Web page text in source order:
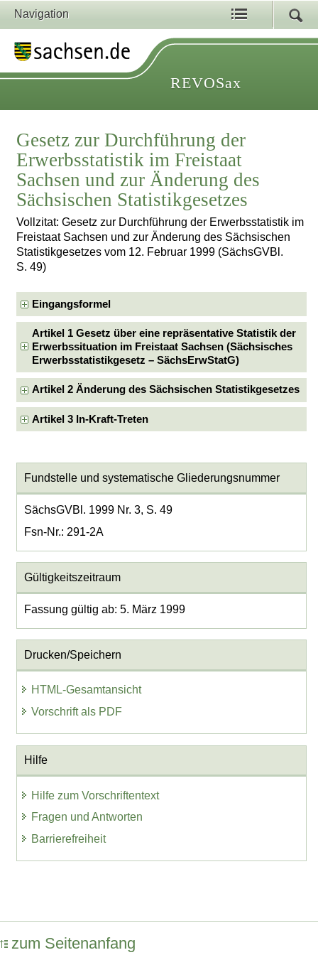
Navigation
REVOSax
Gesetz zur Durchführung der
Erwerbsstatistik im Freistaat
Sachsen und zur Änderung des
Sächsischen Statistikgesetzes
Vollzitat: Gesetz zur Durchführung der Erwerbsstatistik im
Freistaat Sachsen und zur Änderung des Sächsischen
Statistikgesetzes vom 12. Februar 1999 (SächsGVBl.
S. 49)
Eingangsformel
Artikel 1 Gesetz über eine repräsentative Statistik der
Erwerbssituation im Freistaat Sachsen (Sächsisches
Erwerbsstatistikgesetz – SächsErwStatG)
Artikel 2 Änderung des Sächsischen Statistikgesetzes
Artikel 3 In-Kraft-Treten
Fundstelle und systematische Gliederungsnummer
SächsGVBl. 1999 Nr. 3, S. 49
Fsn-Nr.: 291-2A
Gültigkeitszeitraum
Fassung gültig ab: 5. März 1999
Drucken/Speichern
HTML-Gesamtansicht
Vorschrift als PDF
Hilfe
Hilfe zum Vorschriftentext
Fragen und Antworten
Barrierefreiheit
zum Seitenanfang